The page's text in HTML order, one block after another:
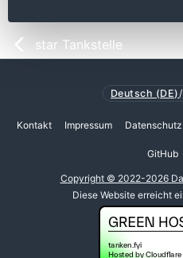
star Tankstelle
Deutsch (DE) /
Kontakt Impressum Datenschutz
GitHub
Copyright © 2022-2026
Diese Website erreicht